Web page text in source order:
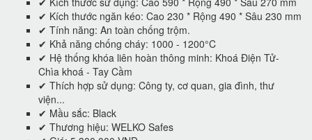
✔ Kích thước ngăn kéo: Cao 230 * Rộng 490 * Sâu 230 mm
✔ Tính năng: An toàn chống trộm.
✔ Khả năng chống cháy: 1000 - 1200°C
✔ Hệ thống khóa liên hoàn thông minh: Khoá Điện Tử-
Chìa khoá - Tay Cầm
✔ Thích hợp sử dụng: Công ty, cơ quan, gia đình, thư
viện...
✔ Mầu sắc: Black
✔ Thương hiệu: WELKO Safes